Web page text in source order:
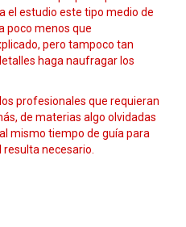
el estudio este tipo medio de
poco menos que
pero tampoco tan
haga naufragar los
profesionales que requieran
de materias algo olvidadas
mismo tiempo de guía para
necesario.